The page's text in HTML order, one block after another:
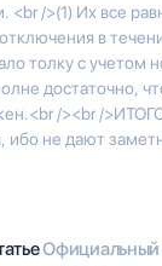
/>(1) Их все
в
толку с учетом
достаточно,
/><br /
ибо не дают
Официальный